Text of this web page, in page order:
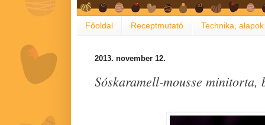
Főoldal Receptmutató Technika, alapok
2013. november 12.
Sóskaramell-mousse minitorta,